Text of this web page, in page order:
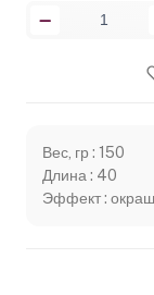
Вес, гр : 150
Длина : 40
Эффект :